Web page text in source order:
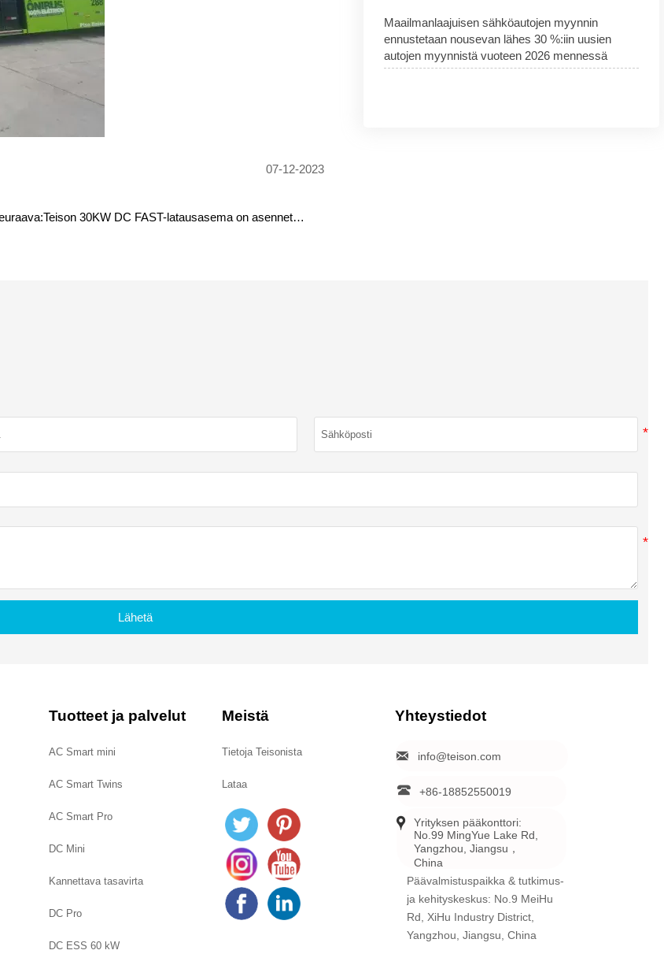
07-12-2023
Teison 30KW DC FAST-latausasema on asennettu Jordaniaan
Maailmanlaajuisen sähköautojen myynnin
ennustetaan nousevan lähes 30 %:iin uusien
autojen myynnistä vuoteen 2026 mennessä
Lähetä
Tuotteet ja palvelut
AC Smart mini
AC Smart Twins
AC Smart Pro
DC Mini
Kannettava tasavirta
DC Pro
DC ESS 60 kW
Meistä
Tietoja Teisonista
Lataa
Yhteystiedot
 info@teison.com
 +86-18852550019

Yrityksen pääkonttori:
No.99 MingYue Lake Rd,
Yangzhou, Jiangsu，
China
Päävalmistuspaikka & tutkimus-
ja kehityskeskus: No.9 MeiHu
Rd, XiHu Industry District,
Yangzhou, Jiangsu, China